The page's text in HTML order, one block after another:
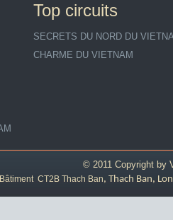
Top circuits
SECRETS DU NORD DU
CHARME DU VIETNAM
© 2011 Copyright by
CT2B Thach Ban, Thach Ban,